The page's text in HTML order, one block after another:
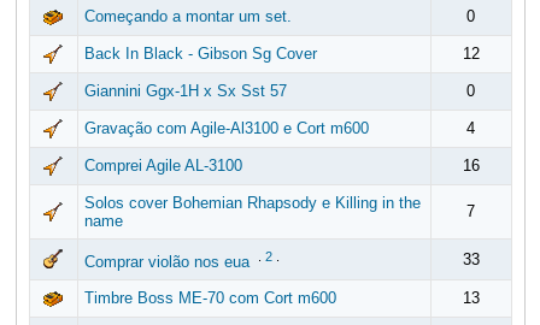
Começando a montar um set. 0
Back In Black - Gibson Sg Cover 12
Giannini Ggx-1H x Sx Sst 57 0
Gravação com Agile-Al3100 e Cort m600 4
Comprei Agile AL-3100 16
Solos cover Bohemian Rhapsody e Killing in the
name
7
Comprar violão nos eua 2. 33
Timbre Boss ME-70 com Cort m600 13